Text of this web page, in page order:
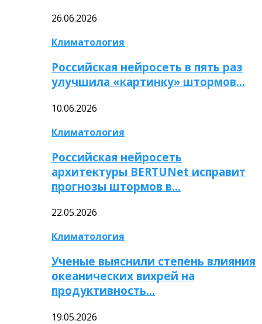
26.06.2026
Климатология
Российская нейросеть в пять раз
улучшила «картинку» штормов…
10.06.2026
Климатология
Российская нейросеть
архитектуры BERTUNet исправит
прогнозы штормов в…
22.05.2026
Климатология
Ученые выяснили степень влияния
океанических вихрей на
продуктивность…
19.05.2026